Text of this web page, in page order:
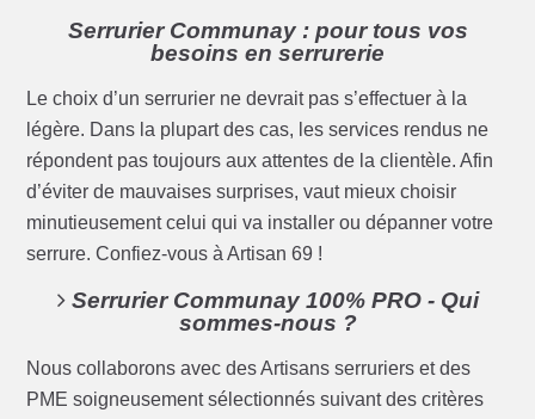
Serrurier Communay : pour tous vos
besoins en serrurerie
Le choix d’un serrurier ne devrait pas s’effectuer à la
légère. Dans la plupart des cas, les services rendus ne
répondent pas toujours aux attentes de la clientèle. Afin
d’éviter de mauvaises surprises, vaut mieux choisir
minutieusement celui qui va installer ou dépanner votre
serrure. Confiez-vous à Artisan 69 !
Serrurier Communay 100% PRO - Qui
sommes-nous ?
Nous collaborons avec des Artisans serruriers et des
PME soigneusement sélectionnés suivant des critères